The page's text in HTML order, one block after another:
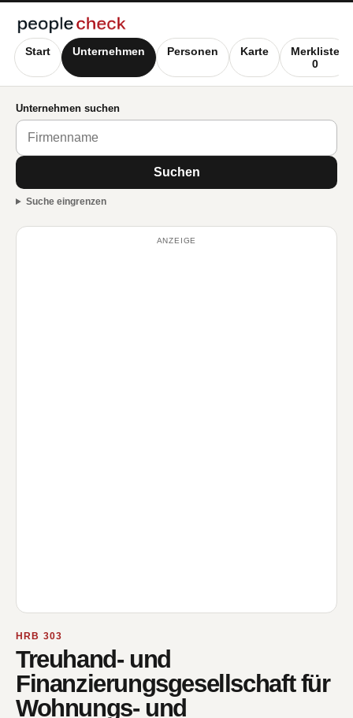
Start Unternehmen Personen Karte
Merkliste
0
Unternehmen suchen
Suchen
Suche eingrenzen
ANZEIGE
HRB 303
Treuhand- und
Finanzierungsgesellschaft für
Wohnungs- und